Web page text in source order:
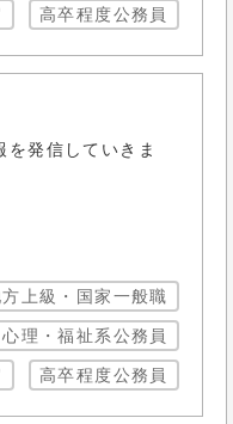
高卒程度公務員
発信していきま
上級・国家一般職
心理・福祉系公務員
高卒程度公務員